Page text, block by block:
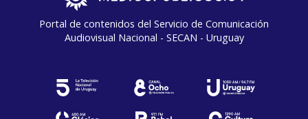
Portal de contenidos del Servicio de Comunicación
Audiovisual Nacional - SECAN - Uruguay